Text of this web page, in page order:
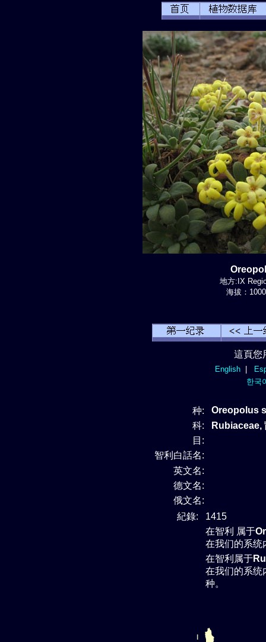
地方:IX
海拔：
這頁您
English|
한국
种:
Oreopolus
科:
Rubiaceae,
目:
智利白話名:
英文名:
德文名:
俄文名:
紀錄:
1415
在智利 属于
在我们的系统
在智利属于
在我们的系统
种。